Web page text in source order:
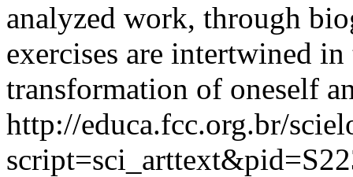
analyzed work, through
exercises are intertwined
transformation of oneself
http://educa.fcc.org.br/